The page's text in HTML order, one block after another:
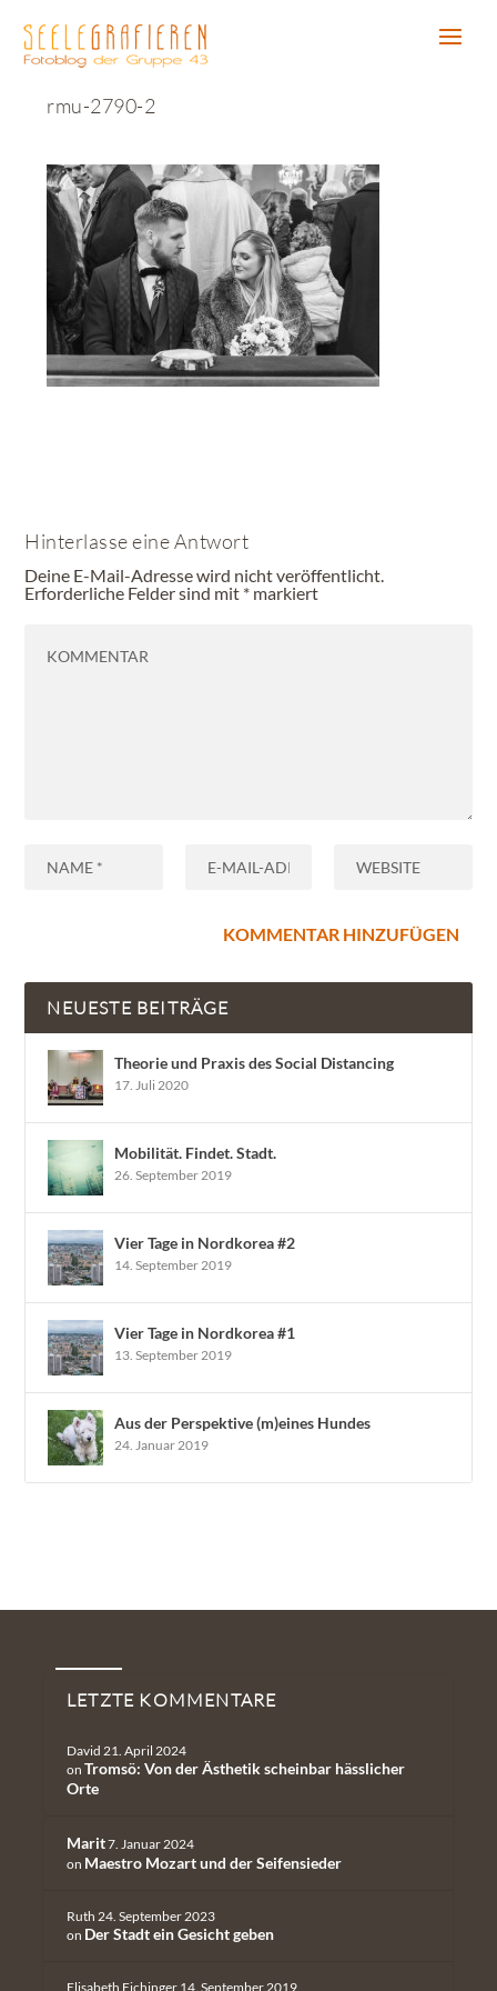
rmu-2790-2
Hinterlasse eine Antwort
Deine E-Mail-Adresse wird nicht veröffentlicht.
Erforderliche Felder sind mit * markiert
NEUESTE BEITRÄGE
Theorie und Praxis des Social Distancing
17. Juli 2020
Mobilität. Findet. Stadt.
26. September 2019
Vier Tage in Nordkorea #2
14. September 2019
Vier Tage in Nordkorea #1
13. September 2019
Aus der Perspektive (m)eines Hundes
24. Januar 2019
Neueste Kommentare
LETZTE KOMMENTARE
David 21. April 2024
on Tromsö: Von der Ästhetik scheinbar hässlicher
Orte
Marit7. Januar 2024
on Maestro Mozart und der Seifensieder
Ruth 24. September 2023
on Der Stadt ein Gesicht geben
Elisabeth Eichinger 14. September 2019